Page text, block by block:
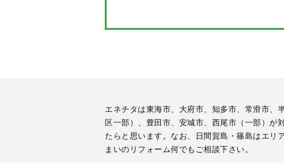
エネチタは東海市、大府市、知多市、常滑市、
区一部）、豊田市、安城市、西尾市（一部）が
たらと思います。なお、日間賀島・篠島はエリ
まいのリフォーム何でもご相談下さい。